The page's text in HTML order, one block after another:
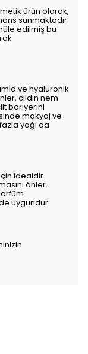
ürün olarak,
sunmaktadır.
edilmiş bu
ve hyaluronik
cildin nem
bariyerini
makyaj ve
yağı da
idealdir.
önler.
uygundur.